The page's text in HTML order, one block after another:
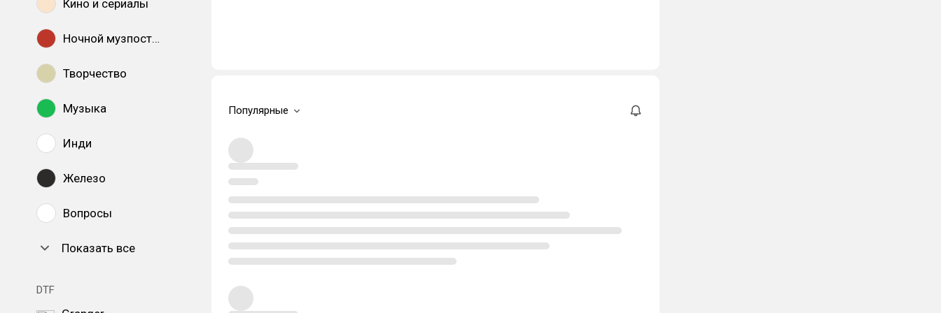
Кино и сериалы
Ночной музпостинг
Творчество
Музыка
Инди
Железо
Вопросы
Показать все
DTF
Популярные